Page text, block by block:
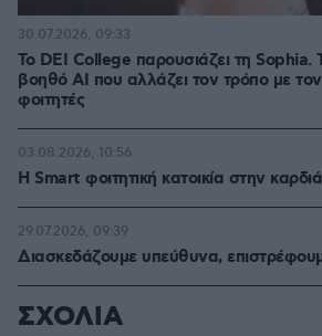
Το DEI College παρουσιάζει τη
βοηθό AI που αλλάζει τον τρόπο με
φοιτητές
30.07.2026, 09:33
Η Smart φοιτητική κατοικία στην
03.08.2026, 10:56
Διασκεδάζουμε υπεύθυνα,
29.07.2026, 09:39
ΣΧΟΛΙΑ